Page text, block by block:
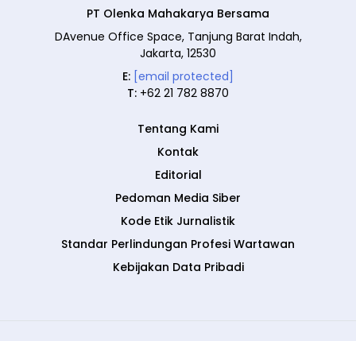
PT Olenka Mahakarya Bersama
DAvenue Office Space, Tanjung Barat Indah,
Jakarta, 12530
E: [email protected]
T: +62 21 782 8870
Tentang Kami
Kontak
Editorial
Pedoman Media Siber
Kode Etik Jurnalistik
Standar Perlindungan Profesi Wartawan
Kebijakan Data Pribadi